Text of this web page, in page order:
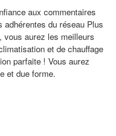
aux commentaires
du réseau Plus
vous aurez les meilleurs
et de chauffage
parfaite ! Vous aurez
et due forme.